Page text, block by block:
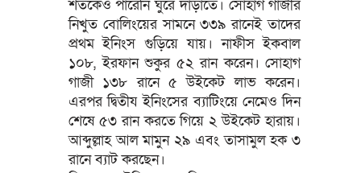
শতকেও পারেনি ঘুরে দাঁড়াতে। সোহাগ গাজীর
নিখুত বোলিংয়ের সামনে ৩৩৯ রানেই তাদের
প্রথম ইনিংস গুড়িয়ে যায়। নাফীস ইকবাল
১০৮, ইরফান শুকুর ৫২ রান করেন। সোহাগ
গাজী ১৩৮ রানে ৫ উইকেট লাভ করেন।
এরপর দ্বিতীয ইনিংসের ব্যাটিংয়ে নেমেও দিন
শেষে ৫৩ রান করতে গিয়ে ২ উইকেট হারায়।
আব্দুল্লাহ আল মামুন ২৯ এবং তাসামুল হক ৩
রানে ব্যাট করছেন।